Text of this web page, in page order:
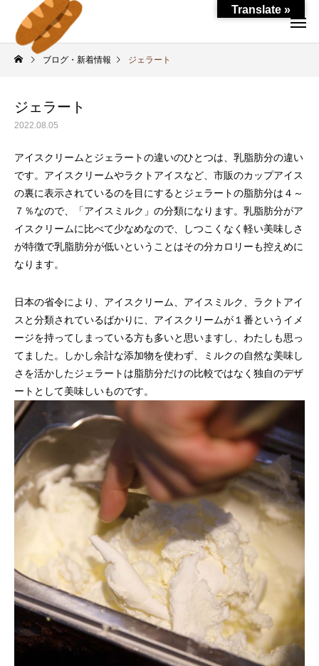
ブログ・新着情報 ジェラート
ジェラート
2022.08.05
アイスクリームとジェラートの違いのひとつは、乳脂肪分の違い
です。アイスクリームやラクトアイスなど、市販のカップアイス
の裏に表示されているのを目にするとジェラートの脂肪分は４～
７％なので、「アイスミルク」の分類になります。乳脂肪分がア
イスクリームに比べて少なめなので、しつこくなく軽い美味しさ
が特徴で乳脂肪分が低いということはその分カロリーも控えめに
なります。
日本の省令により、アイスクリーム、アイスミルク、ラクトアイ
スと分類されているばかりに、アイスクリームが１番というイメ
ージを持ってしまっている方も多いと思いますし、わたしも思っ
てました。しかし余計な添加物を使わず、ミルクの自然な美味し
さを活かしたジェラートは脂肪分だけの比較ではなく独自のデザ
ートとして美味しいものです。
Translate »